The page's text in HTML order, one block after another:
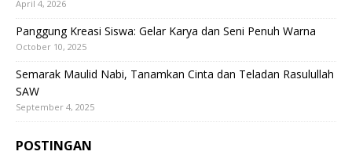
April 4, 2026
Panggung Kreasi Siswa: Gelar Karya dan Seni Penuh Warna
October 10, 2025
Semarak Maulid Nabi, Tanamkan Cinta dan Teladan Rasulullah
SAW
September 4, 2025
POSTINGAN